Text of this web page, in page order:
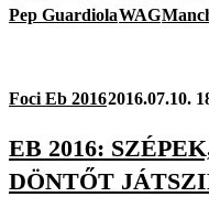
Pep GuardiolaWAG
Foci Eb 20162016.07.10.
EB 2016:
DÖNTŐT